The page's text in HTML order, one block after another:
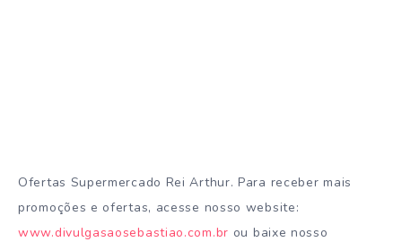
Ofertas Supermercado Rei Arthur. Para receber mais
promoções e ofertas, acesse nosso website:
www.divulgasaosebastiao.com.br ou baixe nosso